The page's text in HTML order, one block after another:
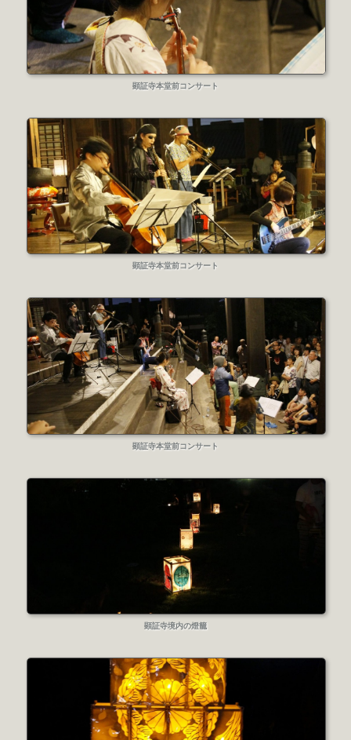
顕証寺本堂前コンサート
顕証寺本堂前コンサート
顕証寺本堂前コンサート
顕証寺境内の燈籠